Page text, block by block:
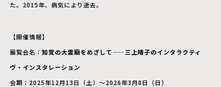
た。2015年、病気により逝去。
【開催情報】
展覧会名： 知覚の大霊廟をめざして——三上晴子のインタラクティ
ヴ・インスタレーション
会期：2025年12月13日（土）〜2026年3月8日（日）